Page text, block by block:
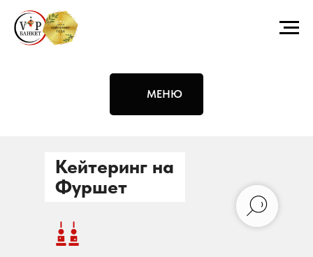
МЕНЮ
Кейтеринг на
Фуршет